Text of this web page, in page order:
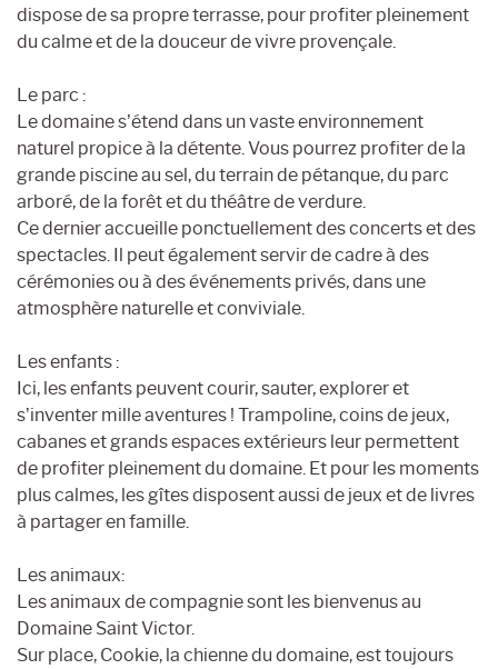
dispose de sa propre terrasse, pour profiter pleinement
du calme et de la douceur de vivre provençale.
Le parc :
Le domaine s’étend dans un vaste environnement
naturel propice à la détente. Vous pourrez profiter de la
grande piscine au sel, du terrain de pétanque, du parc
arboré, de la forêt et du théâtre de verdure.
Ce dernier accueille ponctuellement des concerts et des
spectacles. Il peut également servir de cadre à des
cérémonies ou à des événements privés, dans une
atmosphère naturelle et conviviale.
Les enfants :
Ici, les enfants peuvent courir, sauter, explorer et
s’inventer mille aventures ! Trampoline, coins de jeux,
cabanes et grands espaces extérieurs leur permettent
de profiter pleinement du domaine. Et pour les moments
plus calmes, les gîtes disposent aussi de jeux et de livres
à partager en famille.
Les animaux:
Les animaux de compagnie sont les bienvenus au
Domaine Saint Victor.
Sur place, Cookie, la chienne du domaine, est toujours